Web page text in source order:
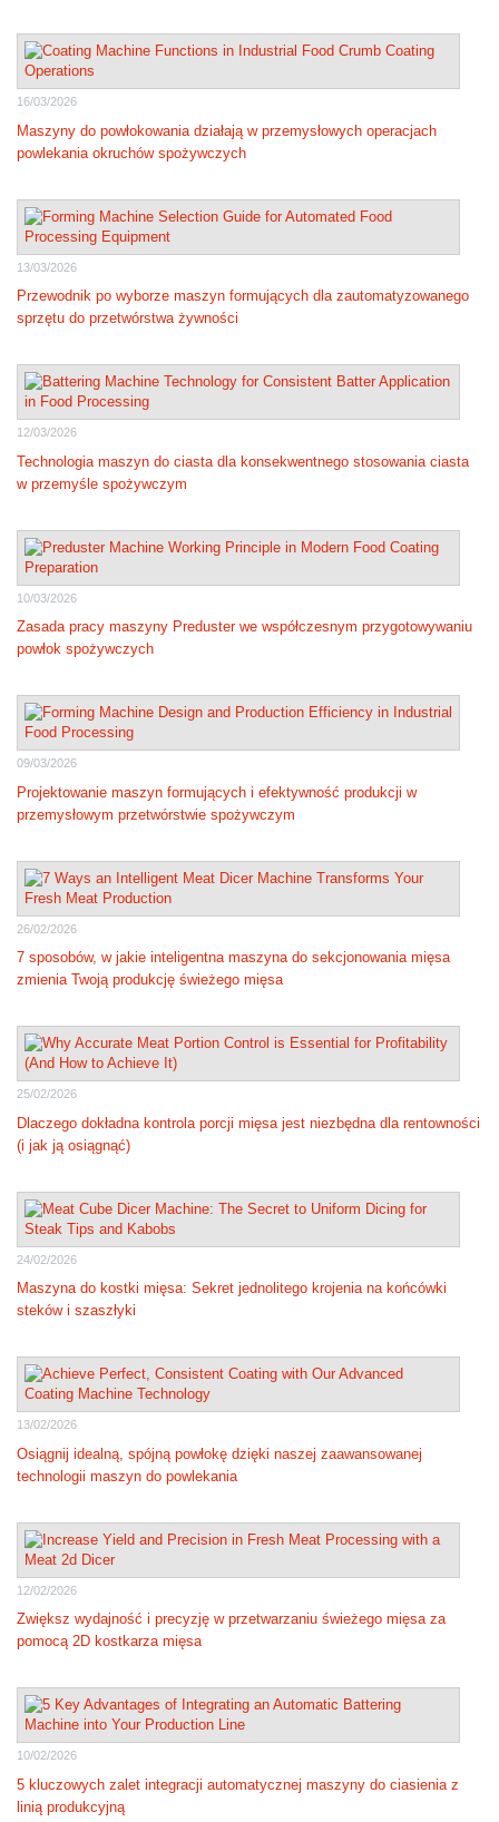
16/03/2026
Maszyny do powłokowania działają w przemysłowych operacjach
powlekania okruchów spożywczych
13/03/2026
Przewodnik po wyborze maszyn formujących dla zautomatyzowanego
sprzętu do przetwórstwa żywności
12/03/2026
Technologia maszyn do ciasta dla konsekwentnego stosowania ciasta
w przemyśle spożywczym
10/03/2026
Zasada pracy maszyny Preduster we współczesnym przygotowywaniu
powłok spożywczych
09/03/2026
Projektowanie maszyn formujących i efektywność produkcji w
przemysłowym przetwórstwie spożywczym
26/02/2026
7 sposobów, w jakie inteligentna maszyna do sekcjonowania mięsa
zmienia Twoją produkcję świeżego mięsa
25/02/2026
Dlaczego dokładna kontrola porcji mięsa jest niezbędna dla rentowności
(i jak ją osiągnąć)
24/02/2026
Maszyna do kostki mięsa: Sekret jednolitego krojenia na końcówki
steków i szaszłyki
13/02/2026
Osiągnij idealną, spójną powłokę dzięki naszej zaawansowanej
technologii maszyn do powlekania
12/02/2026
Zwiększ wydajność i precyzję w przetwarzaniu świeżego mięsa za
pomocą 2D kostkarza mięsa
10/02/2026
5 kluczowych zalet integracji automatycznej maszyny do ciasienia z
linią produkcyjną